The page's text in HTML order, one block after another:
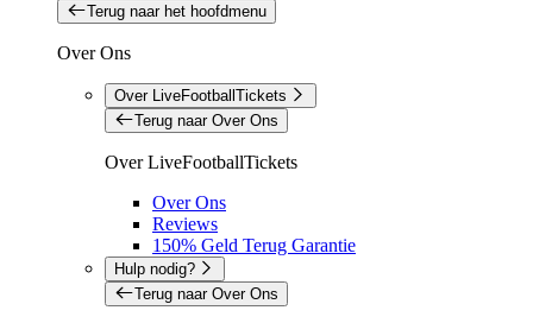
Terug naar het hoofdmenu
Over Ons
Over LiveFootballTickets
Terug naar Over Ons
Over LiveFootballTickets
Over Ons
Reviews
150% Geld Terug Garantie
Hulp nodig?
Terug naar Over Ons